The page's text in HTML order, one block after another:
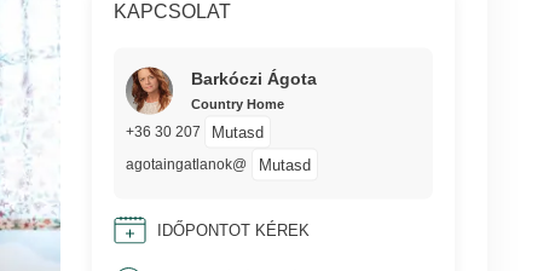
KAPCSOLAT
Barkóczi Ágota
Country Home
+36 30 207 Mutasd
agotaingatlanok@ Mutasd
IDŐPONTOT KÉREK